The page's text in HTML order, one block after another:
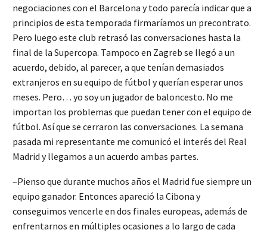
negociaciones con el Barcelona y todo parecía indicar que a
principios de esta temporada firmaríamos un precontrato.
Pero luego este club retrasó las conversaciones hasta la
final de la Supercopa. Tampoco en Zagreb se llegó a un
acuerdo, debido, al parecer, a que tenían demasiados
extranjeros en su equipo de fútbol y querían esperar unos
meses. Pero… yo soy un jugador de baloncesto. No me
importan los problemas que puedan tener con el equipo de
fútbol. Así que se cerraron las conversaciones. La semana
pasada mi representante me comunicó el interés del Real
Madrid y llegamos a un acuerdo ambas partes.
–Pienso que durante muchos años el Madrid fue siempre un
equipo ganador. Entonces apareció la Cibona y
conseguimos vencerle en dos finales europeas, además de
enfrentarnos en múltiples ocasiones a lo largo de cada